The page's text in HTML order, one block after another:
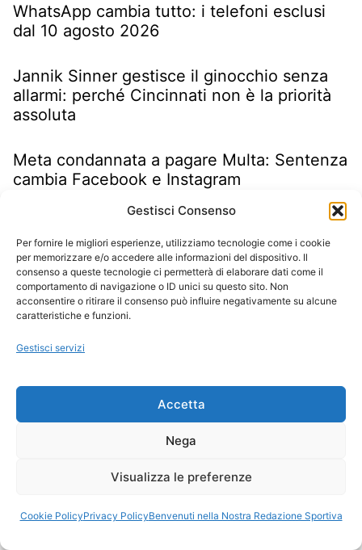
Gestisci Consenso
Per fornire le migliori esperienze, utilizziamo tecnologie come i cookie
per memorizzare e/o accedere alle informazioni del dispositivo. Il
consenso a queste tecnologie ci permetterà di elaborare dati come il
comportamento di navigazione o ID unici su questo sito. Non
acconsentire o ritirare il consenso può influire negativamente su alcune
caratteristiche e funzioni.
Gestisci servizi
Accetta
Nega
Visualizza le preferenze
Cookie PolicyPrivacy PolicyBenvenuti nella Nostra Redazione Sportiva
WhatsApp cambia tutto: i telefoni esclusi
dal 10 agosto 2026
Jannik Sinner gestisce il ginocchio senza
allarmi: perché Cincinnati non è la priorità
assoluta
Meta condannata a pagare Multa: Sentenza
cambia Facebook e Instagram
nasce dialogando
Frodi con IA: perché i criminali non hanno
più bisogno di rubare carte
Calendario Serie A 2026/27: Tutte le partite
Scoperta una nuova turbolenza nascosta
sulla superficie del Sole
Antitrust punisce Bird, Dott e Lime: la